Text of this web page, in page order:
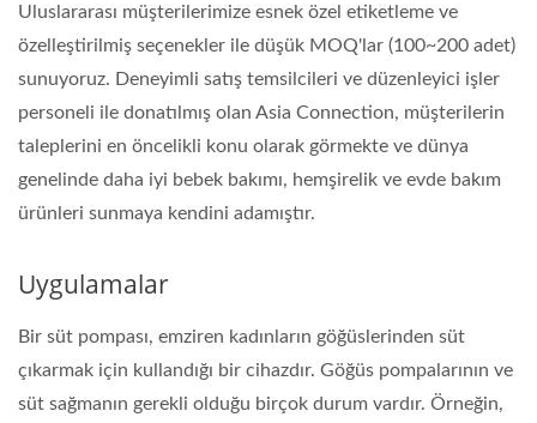
Uluslararası müşterilerimize esnek özel etiketleme ve
özelleştirilmiş seçenekler ile düşük MOQ'lar (100~200 adet)
sunuyoruz. Deneyimli satış temsilcileri ve düzenleyici işler
personeli ile donatılmış olan Asia Connection, müşterilerin
taleplerini en öncelikli konu olarak görmekte ve dünya
genelinde daha iyi bebek bakımı, hemşirelik ve evde bakım
ürünleri sunmaya kendini adamıştır.
Uygulamalar
Bir süt pompası, emziren kadınların göğüslerinden süt
çıkarmak için kullandığı bir cihazdır. Göğüs pompalarının ve
süt sağmanın gerekli olduğu birçok durum vardır. Örneğin,